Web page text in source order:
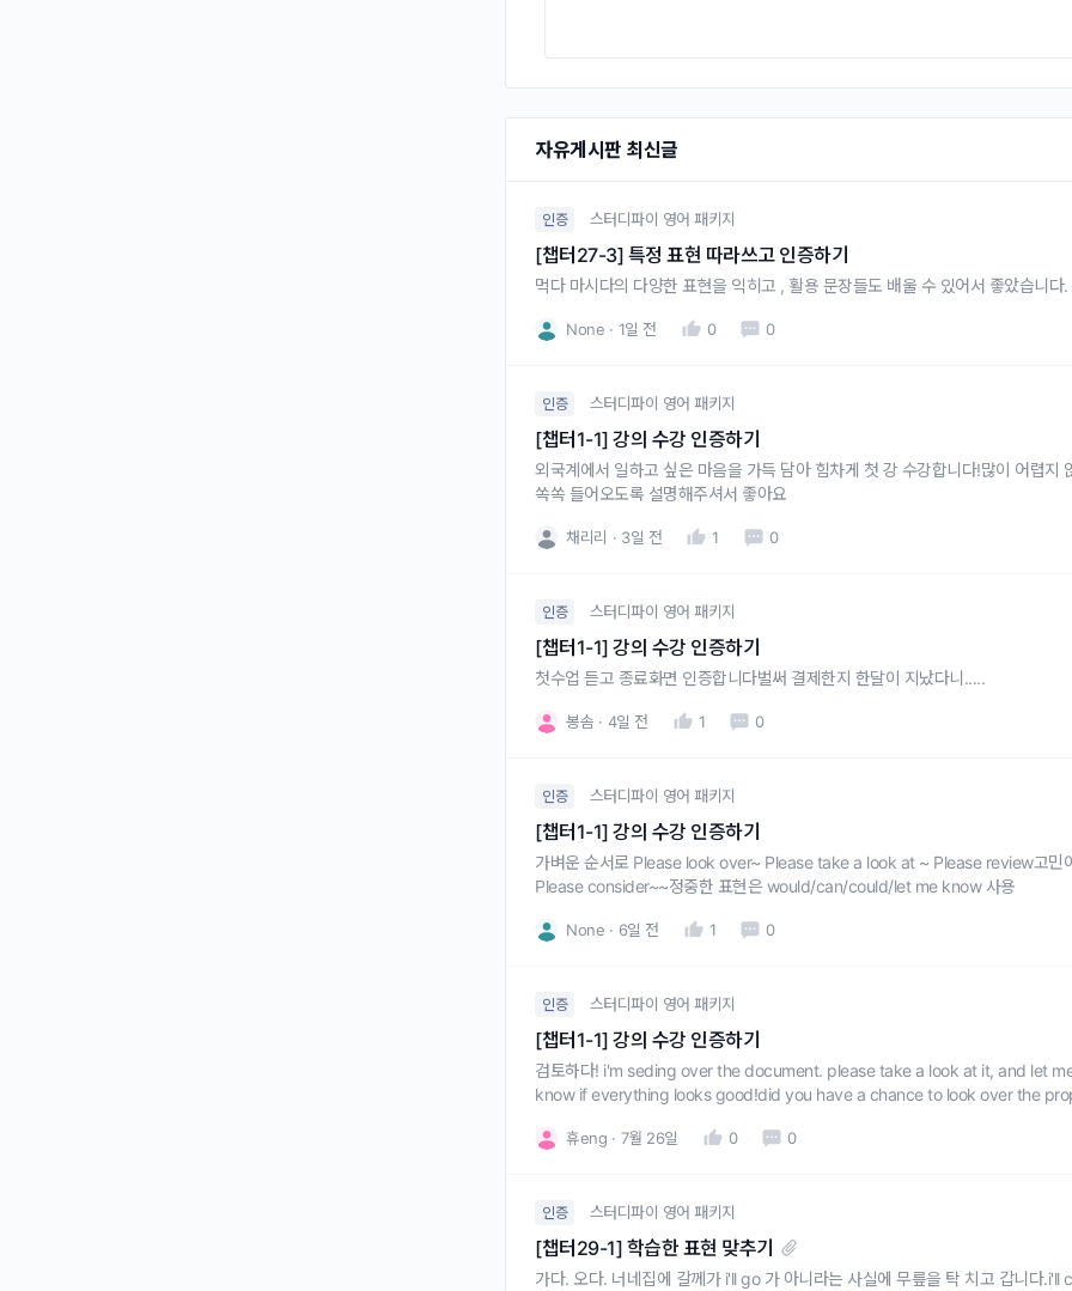
자유게시판 최신글
인증 스터디파이 영어 패키지
[챕터27-3] 특정 표현 따라쓰고 인증하기
먹다 마시다의 다양한 표현을 익히고 , 활용 문장들도 배울 수 있어서 좋았습니다.
None 1일 전 0 0
인증 스터디파이 영어 패키지
[챕터1-1] 강의 수강 인증하기
외국계에서 일하고 싶은 마음을 가득 담아 힘차게 첫 강 수강합니다!많이 어렵지
쏙쏙 들어오도록 설명해주셔서 좋아요
채리리 3일 전 1 0
인증 스터디파이 영어 패키지
[챕터1-1] 강의 수강 인증하기
첫수업 듣고 종료화면 인증합니다벌써 결제한지 한달이 지났다니.....
봉솜 4일 전 1 0
인증 스터디파이 영어 패키지
[챕터1-1] 강의 수강 인증하기
가벼운 순서로 Please look over~ Please take a look at ~ Please review고민이나 제안에 대한 검토가 필요할 땐
Please consider~~정중한 표현은 would/can/could/let me know 사용
None 6일 전 1 0
인증 스터디파이 영어 패키지
[챕터1-1] 강의 수강 인증하기
검토하다! i'm seding over the document. please take a look at it, and let
know if everything looks good!did you have a chance to look over the
휴eng 7월 26일 0 0
인증 스터디파이 영어 패키지
[챕터29-1] 학습한 표현 맞추기
가다. 오다. 너네집에 갈께가 i'll go 가 아니라는 사실에 무릎을 탁 치고 갑니다